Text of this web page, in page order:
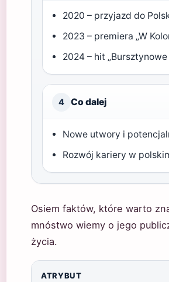
2020 – przyjazd do
2023 – premiera „W
2024 – hit
4 Co dalej
Nowe utwory i
Rozwój kariery w
Osiem faktów, które warto
mnóstwo wiemy o jego
życia.
ATRYBUT